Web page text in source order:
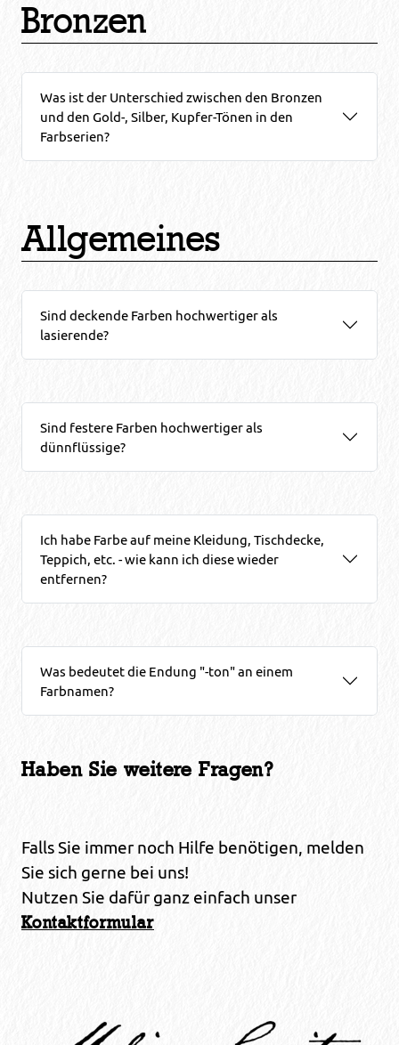
Bronzen
Was ist der Unterschied zwischen den Bronzen
und den Gold-, Silber, Kupfer-Tönen in den
Farbserien?
Allgemeines
Sind deckende Farben hochwertiger als
lasierende?
Sind festere Farben hochwertiger als
dünnflüssige?
Ich habe Farbe auf meine Kleidung, Tischdecke,
Teppich, etc. - wie kann ich diese wieder
entfernen?
Was bedeutet die Endung "-ton" an einem
Farbnamen?
Haben Sie weitere Fragen?
Falls Sie immer noch Hilfe benötigen, melden
Sie sich gerne bei uns!
Nutzen Sie dafür ganz einfach unser
Kontaktformular